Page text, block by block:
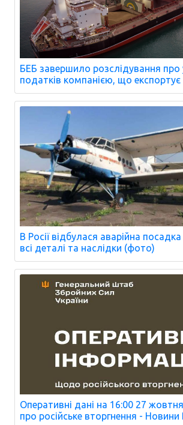
БЕБ завершило розслідування про
податків компанією, що
В Росії відбулася аварійна
всі деталі та наслідки (фото)
Оперативні дані на 16:00 27
про російське вторгнення - Новини